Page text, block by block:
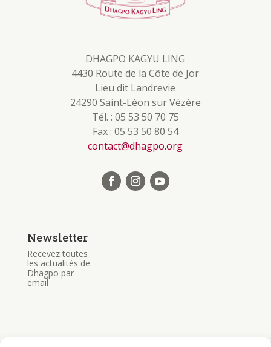
DHAGPO KAGYU LING
4430 Route de la Côte de Jor
Lieu dit Landrevie
24290 Saint-Léon sur Vézère
Tél. : 05 53 50 70 75
Fax : 05 53 50 80 54
contact@dhagpo.org
Newsletter
Recevez toutes
les actualités de
Dhagpo par
email